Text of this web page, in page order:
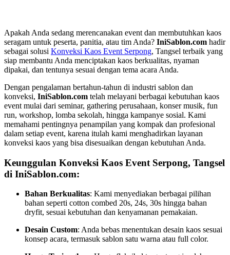
Apakah Anda sedang merencanakan event dan membutuhkan kaos
seragam untuk peserta, panitia, atau tim Anda? IniSablon.com hadir
sebagai solusi Konveksi Kaos Event Serpong, Tangsel terbaik yang
siap membantu Anda menciptakan kaos berkualitas, nyaman
dipakai, dan tentunya sesuai dengan tema acara Anda.
Dengan pengalaman bertahun-tahun di industri sablon dan
konveksi, IniSablon.com telah melayani berbagai kebutuhan kaos
event mulai dari seminar, gathering perusahaan, konser musik, fun
run, workshop, lomba sekolah, hingga kampanye sosial. Kami
memahami pentingnya penampilan yang kompak dan profesional
dalam setiap event, karena itulah kami menghadirkan layanan
konveksi kaos yang bisa disesuaikan dengan kebutuhan Anda.
Keunggulan Konveksi Kaos Event Serpong, Tangsel
di IniSablon.com:
Bahan Berkualitas: Kami menyediakan berbagai pilihan
bahan seperti cotton combed 20s, 24s, 30s hingga bahan
dryfit, sesuai kebutuhan dan kenyamanan pemakaian.
Desain Custom: Anda bebas menentukan desain kaos sesuai
konsep acara, termasuk sablon satu warna atau full color.